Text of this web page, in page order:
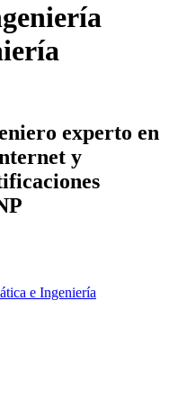
experto en
y
e Ingeniería